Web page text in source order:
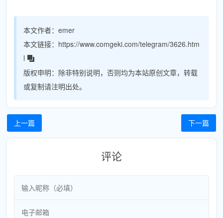
本文作者： emer
本文链接： https://www.comgeki.com/telegram/3626.htm
l
版权申明： 除非特别说明，否则均为本站原创文章，转载
或复制请注明出处。
上一篇 下一篇
评论